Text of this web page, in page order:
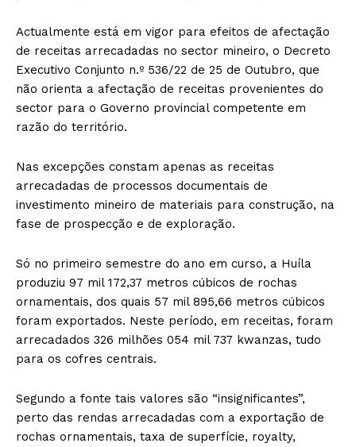
Actualmente está em vigor para efeitos de afectação
de receitas arrecadadas no sector mineiro, o Decreto
Executivo Conjunto n.º 536/22 de 25 de Outubro, que
não orienta a afectação de receitas provenientes do
sector para o Governo provincial competente em
razão do território.
Nas excepções constam apenas as receitas
arrecadadas de processos documentais de
investimento mineiro de materiais para construção, na
fase de prospecção e de exploração.
Só no primeiro semestre do ano em curso, a Huíla
produziu 97 mil 172,37 metros cúbicos de rochas
ornamentais, dos quais 57 mil 895,66 metros cúbicos
foram exportados. Neste período, em receitas, foram
arrecadados 326 milhões 054 mil 737 kwanzas, tudo
para os cofres centrais.
Segundo a fonte tais valores são “insignificantes”,
perto das rendas arrecadadas com a exportação de
rochas ornamentais, taxa de superfície, royalty,